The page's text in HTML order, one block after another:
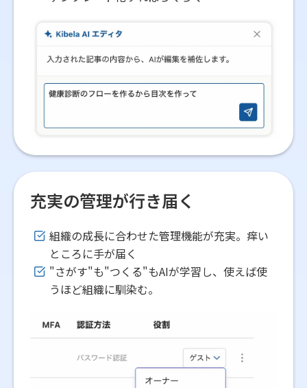
充実の管理が行き届く
組織の成長に合わせた管理機能が充実。痒い
ところに手が届く
"さがす"も"つくる"もAIが学習し、使えば使
うほど組織に馴染む。